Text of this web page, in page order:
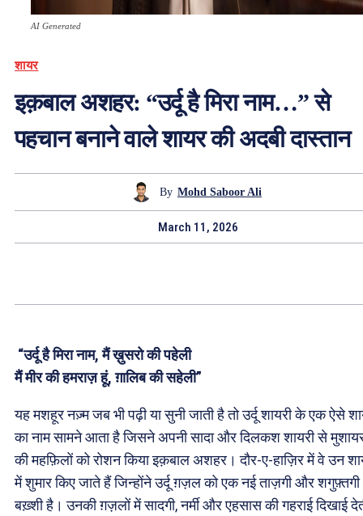
AI Generated
शायर
इक़बाल अशहर: “उर्दू है मिरा नाम…” से
पहचान बनाने वाले शायर की अदबी दास्तान
By Mohd Saboor Ali
March 11, 2026
“उर्दू है मिरा नाम, मैं ख़ुसरो की पहेली
मैं मीर की हमराज़ हूं, ग़ालिब की सहेली”
यह मशहूर नज़्म जब भी पढ़ी या सुनी जाती है तो उर्दू शायरी के एक ऐसे
का नाम सामने आता है जिसने अपनी सादा और दिलकश शायरी से
की महफ़िलों को रोशन किया इक़बाल अशहर। दौर-ए-हाज़िर में वे उन
में शुमार किए जाते हैं जिन्होंने उर्दू ग़ज़ल को एक नई ताज़गी और शगुफ़्तगी
बख़्शी है। उनकी ग़ज़लों में सादगी, नर्मी और एहसास की गहराई दिखाई